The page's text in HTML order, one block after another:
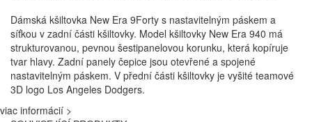
Dámská kšiltovka New Era 9Forty s nastavitelným páskem a
síťkou v zadní části kšiltovky. Model kšiltovky New Era 940 má
strukturovanou, pevnou šestipanelovou korunku, která kopíruje
tvar hlavy. Zadní panely čepice jsou otevřené a spojené
nastavitelným páskem. V přední části kšiltovky je vyšité teamové
3D logo Los Angeles Dodgers.
viac informácií >